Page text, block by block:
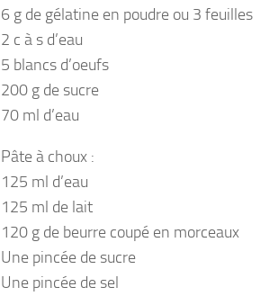
6 g de gélatine en poudre ou 3 feuilles
2 c à s d’eau
5 blancs d’oeufs
200 g de sucre
70 ml d’eau
Pâte à choux :
125 ml d’eau
125 ml de lait
120 g de beurre coupé en morceaux
Une pincée de sucre
Une pincée de sel